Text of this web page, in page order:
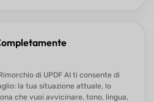
di UPDF AI ti consente di
la tua situazione attuale, lo
che vuoi avvicinare, tono, lingua,